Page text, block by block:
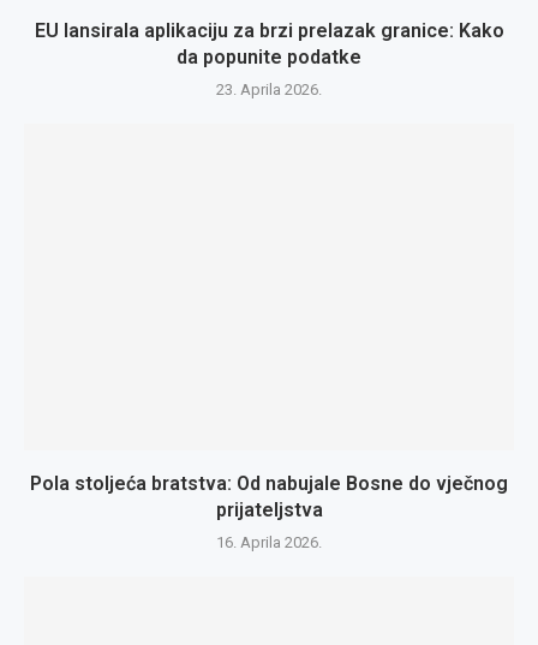
EU lansirala aplikaciju za brzi prelazak granice: Kako
da popunite podatke
23. Aprila 2026.
Pola stoljeća bratstva: Od nabujale Bosne do vječnog
prijateljstva
16. Aprila 2026.